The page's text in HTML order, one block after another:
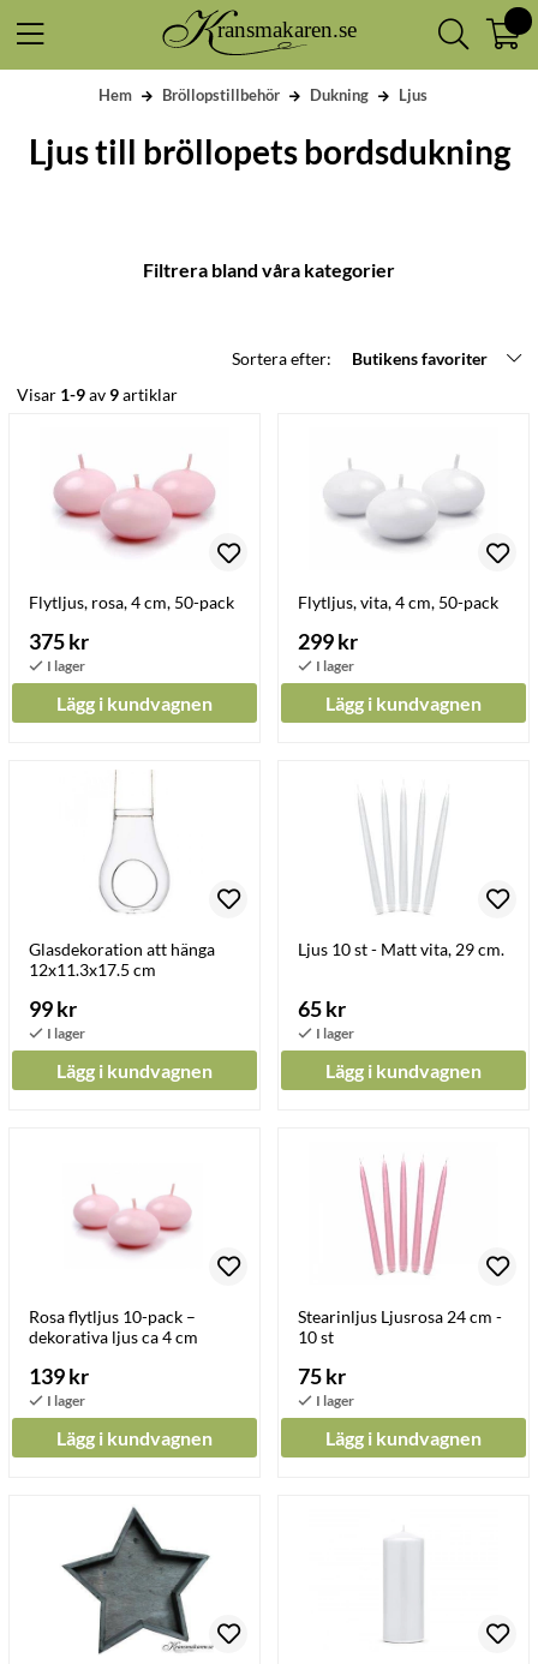
Hem Bröllopstillbehör Dukning Ljus
Ljus till bröllopets bordsdukning
Filtrera bland våra kategorier
Sortera efter:
Butikens favoriter
Visar 1-9av 9artiklar
Flytljus, rosa, 4 cm, 50-pack
375 kr
Lägg i kundvagnen
Flytljus, vita, 4 cm, 50-pack
299 kr
Lägg i kundvagnen
Glasdekoration att hänga
12x11.3x17.5 cm
99 kr
Lägg i kundvagnen
Ljus 10 st - Matt vita, 29 cm.
65 kr
Lägg i kundvagnen
Rosa flytljus 10-pack –
dekorativa ljus ca 4 cm
139 kr
Lägg i kundvagnen
Stearinljus Ljusrosa 24 cm -
10 st
75 kr
Lägg i kundvagnen